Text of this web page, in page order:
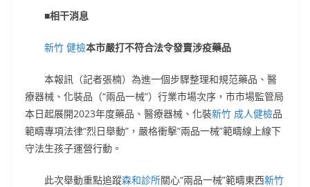
■相干消息
新竹 健檢本市嚴打不符合法令發賣涉疫藥品
本報訊（記者張楠）為進一個步驟整理和規范藥品、醫
療器械、化裝品（“兩品一械”）行業市場次序，市市場監管局
本日起展開2023年度藥品、醫療器械、化裝新竹 成人健檢品
範疇專項法律“烈日舉動”，嚴格衝擊“兩品一械”範疇線上線下
守法生孩子運營行動。
此次舉動重點追蹤森和診所關心“兩品一械”範疇東西新竹